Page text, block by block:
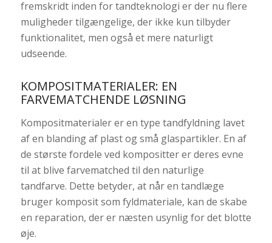
fremskridt inden for tandteknologi er der nu flere
muligheder tilgængelige, der ikke kun tilbyder
funktionalitet, men også et mere naturligt
udseende.
KOMPOSITMATERIALER: EN
FARVEMATCHENDE LØSNING
Kompositmaterialer er en type tandfyldning lavet
af en blanding af plast og små glaspartikler. En af
de største fordele ved kompositter er deres evne
til at blive farvematched til den naturlige
tandfarve. Dette betyder, at når en tandlæge
bruger komposit som fyldmateriale, kan de skabe
en reparation, der er næsten usynlig for det blotte
øje.